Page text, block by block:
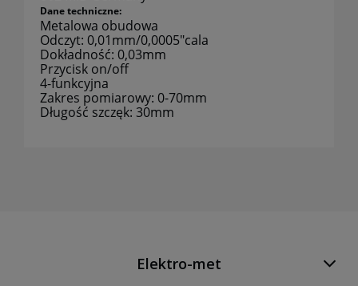
Dane techniczne:
Metalowa obudowa
Odczyt: 0,01mm/0,0005"cala
Dokładność: 0,03mm
Przycisk on/off
4-funkcyjna
Zakres pomiarowy: 0-70mm
Długość szczęk: 30mm
Elektro-met